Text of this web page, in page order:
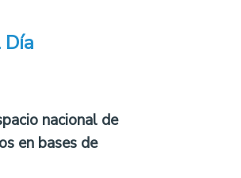
Día
nacional de
en bases de